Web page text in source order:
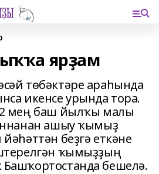
ярҙам
төбәктәре араһында
икенсе урында тора.
мең баш йылҡы малы
ашыу ҡымыҙ
беҙгә еткәне
ҡымыҙҙың
бешелә.